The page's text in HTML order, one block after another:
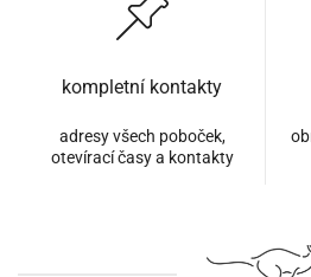
kompletní kontakty
adresy všech poboček,
otevírací časy a kontakty